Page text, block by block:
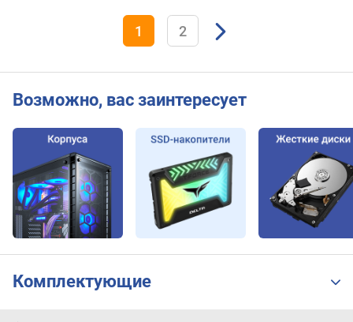
)
м
о
с
т
ь
+
5
s
1 2
Возможно, вас заинтересует
Комплектующие